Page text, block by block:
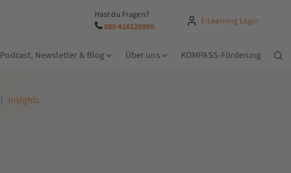
Hast du Fragen?
089 416126990
E-Learning Login
Podcast, Newsletter & Blog Über uns KOMPASS-Förderung
| Insights